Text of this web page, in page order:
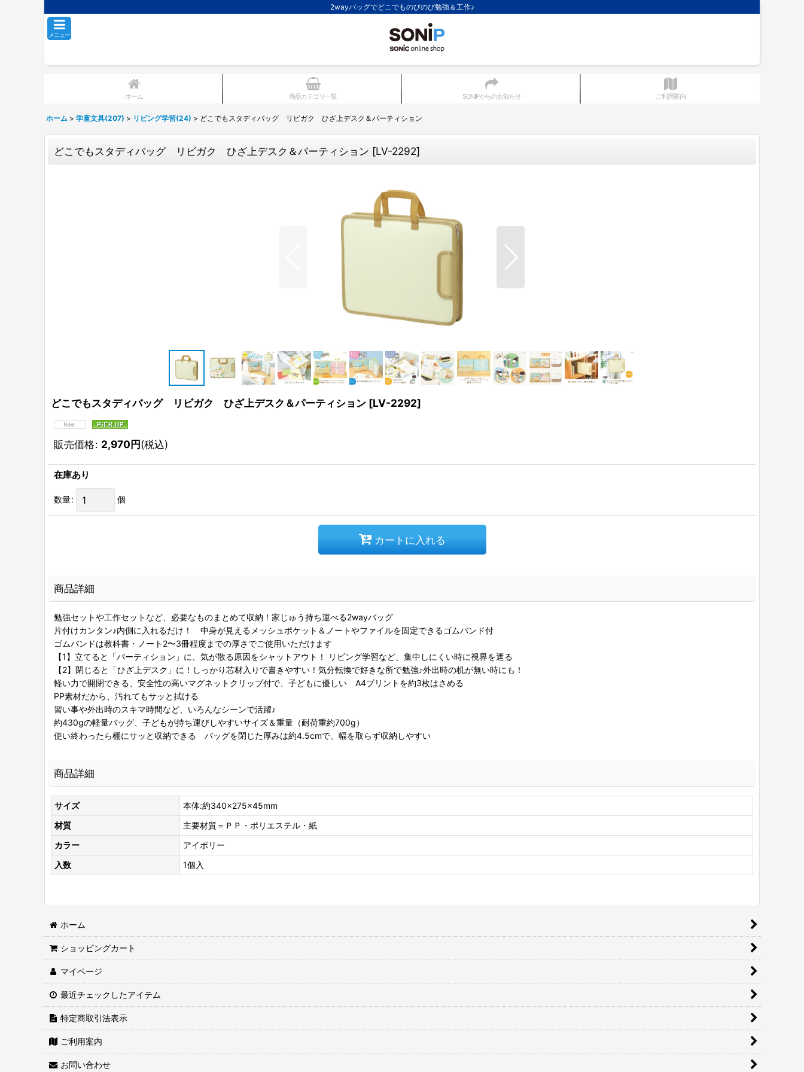
2wayバッグでどこでものびのび勉強＆工作♪
メニュー
ホーム 商品カテゴリ一覧 SONIPからのお知らせ ご利用案内
ホーム > 学童文具(207) > リビング学習(24) > どこでもスタディバッグ リビガク ひざ上デスク＆パーティション
どこでもスタディバッグ リビガク ひざ上デスク＆パーティション [LV-2292]
どこでもスタディバッグ リビガク ひざ上デスク＆パーティション [LV-2292]
販売価格: 2,970円(税込)
在庫あり
数量: 個
カートに入れる
商品詳細
勉強セットや工作セットなど、必要なものまとめて収納！家じゅう持ち運べる2wayバッグ
片付けカンタン♪内側に入れるだけ！ 中身が見えるメッシュポケット＆ノートやファイルを固定できるゴムバンド付
ゴムバンドは教科書・ノート2〜3冊程度までの厚さでご使用いただけます
【1】立てると「パーティション」に、気が散る原因をシャットアウト！ リビング学習など、集中しにくい時に視界を遮る
【2】閉じると「ひざ上デスク」に！しっかり芯材入りで書きやすい！気分転換で好きな所で勉強♪外出時の机が無い時にも！
軽い力で開閉できる、安全性の高いマグネットクリップ付で、子どもに優しい A4プリントを約3枚はさめる
PP素材だから、汚れてもサッと拭ける
習い事や外出時のスキマ時間など、いろんなシーンで活躍♪
約430gの軽量バッグ、子どもが持ち運びしやすいサイズ＆重量（耐荷重約700g）
使い終わったら棚にサッと収納できる バッグを閉じた厚みは約4.5cmで、幅を取らず収納しやすい
商品詳細
サイズ
本体:約340×275×45mm
材質
主要材質＝ＰＰ・ポリエステル・紙
カラー
アイボリー
入数
1個入
ホーム
ショッピングカート
マイページ
最近チェックしたアイテム
特定商取引法表示
ご利用案内
お問い合わせ